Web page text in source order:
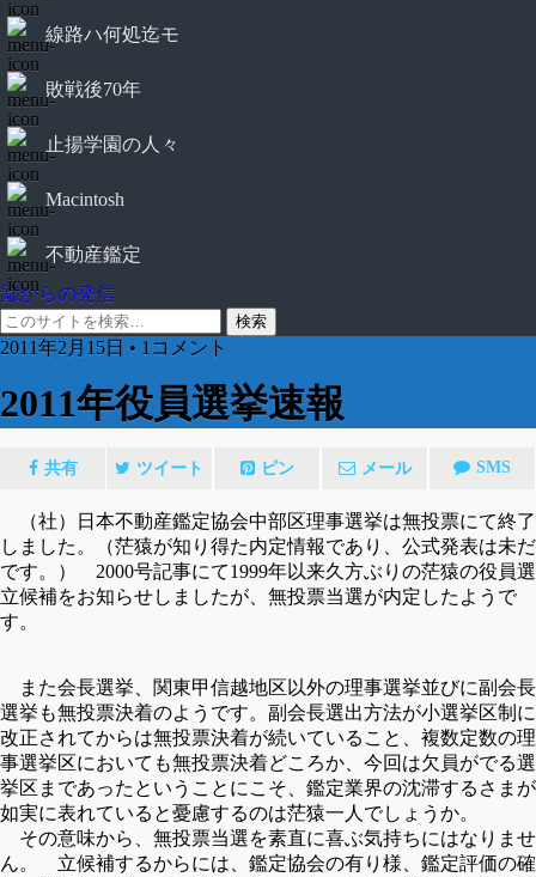
線路ハ何処迄モ
敗戦後70年
止揚学園の人々
Macintosh
不動産鑑定
鄙からの発信
2011年2月15日 • 1コメント
2011年役員選挙速報
共有 ツイート ピン メール SMS
（社）日本不動産鑑定協会中部区理事選挙は無投票にて終了
しました。（茫猿が知り得た内定情報であり、公式発表は未だ
です。） 2000号記事にて1999年以来久方ぶりの茫猿の役員選
立候補をお知らせしましたが、無投票当選が内定したようで
す。
また会長選挙、関東甲信越地区以外の理事選挙並びに副会長
選挙も無投票決着のようです。副会長選出方法が小選挙区制に
改正されてからは無投票決着が続いていること、複数定数の理
事選挙区においても無投票決着どころか、今回は欠員がでる選
挙区まであったということにこそ、鑑定業界の沈滞するさまが
如実に表れていると憂慮するのは茫猿一人でしょうか。
その意味から、無投票当選を素直に喜ぶ気持ちにはなりませ
ん。 立候補するからには、鑑定協会の有り様、鑑定評価の確